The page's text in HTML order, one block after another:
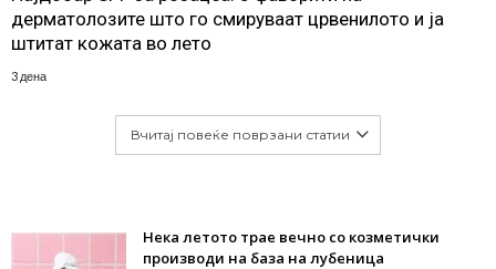
дерматолозите што го смируваат црвенилото и ја
штитат кожата во лето
3 дена
Вчитај повеќе поврзани статии
Нека летото трае вечно со козметички
производи на база на лубеница